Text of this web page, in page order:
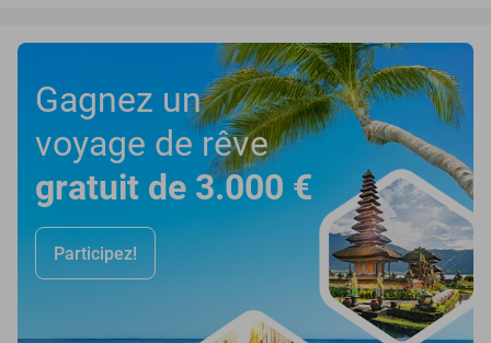
Gagnez un
voyage de rêve
gratuit de 3.000 €
Participez!